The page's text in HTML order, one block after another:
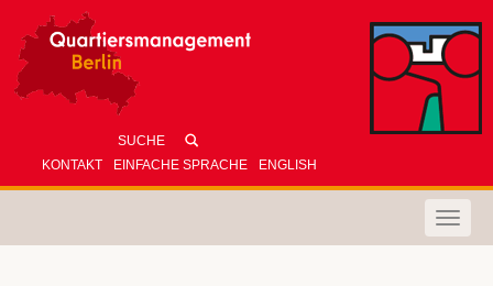
KONTAKT EINFACHE SPRACHE ENGLISH
Toggle